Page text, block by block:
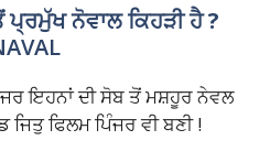
ਨੋਵਾਲ ਕਿਹੜੀ ਹੈ ?
ਇਹਨਾਂ ਦੀ ਸੋਬ ਤੋਂ ਮਸ਼ਹੂਰ ਨੇਵਲ
ਫਿਲਮ ਪਿੰਜਰ ਵੀ ਬਣੀ !